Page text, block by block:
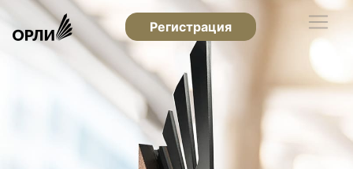
Регистрация